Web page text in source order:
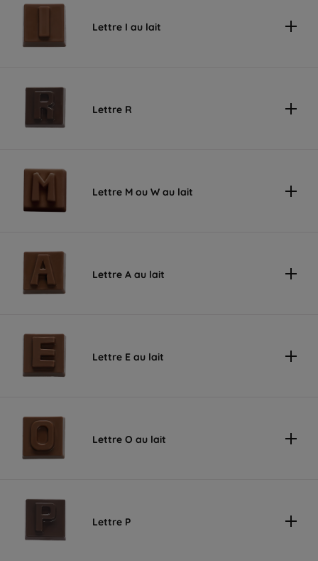
Lettre I au lait
Lettre R
Lettre M ou W au lait
Lettre A au lait
Lettre E au lait
Lettre O au lait
Lettre P